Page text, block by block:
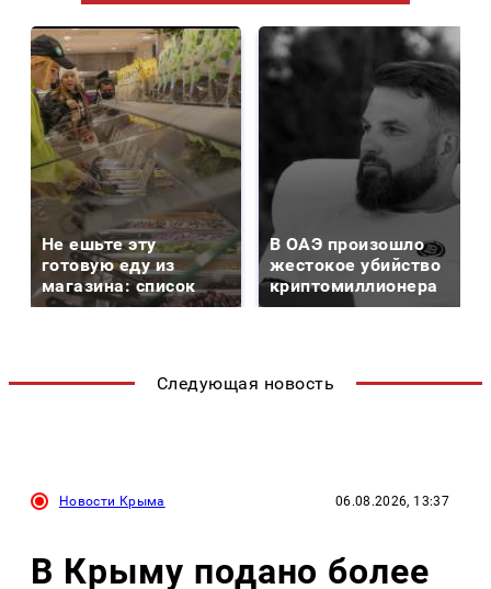
Не ешьте эту
готовую еду из
магазина: список
В ОАЭ произошло
жестокое убийство
криптомиллионера
Следующая новость
Новости Крыма 06.08.2026, 13:37
В Крыму подано более